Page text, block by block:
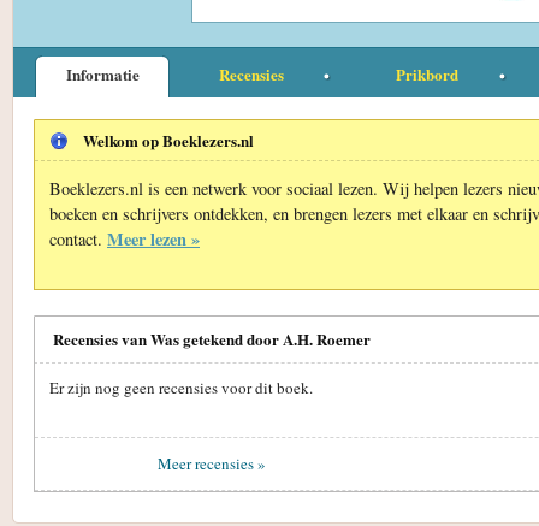
Informatie Recensies Prikbord
Welkom op Boeklezers.nl
Boeklezers.nl is een netwerk voor sociaal lezen. Wij helpen lezers
boeken en schrijvers ontdekken, en brengen lezers met elkaar en
contact. Meer lezen »
Recensies van Was getekend door A.H. Roemer
Er zijn nog geen recensies voor dit boek.
Meer recensies »